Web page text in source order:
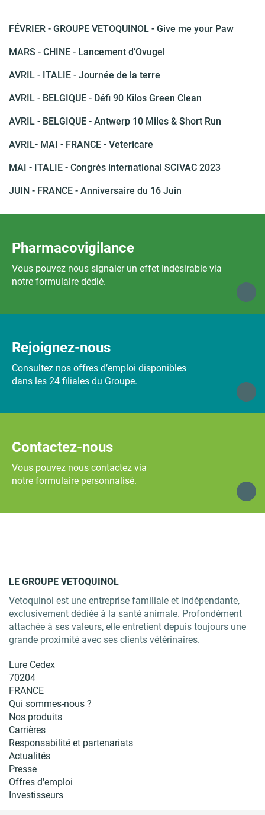
FÉVRIER - GROUPE VETOQUINOL - Give me your Paw
MARS - CHINE - Lancement d’Ovugel
AVRIL - ITALIE - Journée de la terre
AVRIL - BELGIQUE - Défi 90 Kilos Green Clean
AVRIL - BELGIQUE - Antwerp 10 Miles & Short Run
AVRIL- MAI - FRANCE - Vetericare
MAI - ITALIE - Congrès international SCIVAC 2023
JUIN - FRANCE - Anniversaire du 16 Juin
Pharmacovigilance
Vous pouvez nous signaler un effet indésirable via
notre formulaire dédié.
Rejoignez-nous
Consultez nos offres d’emploi disponibles
dans les 24 filiales du Groupe.
Contactez-nous
Vous pouvez nous contactez via
notre formulaire personnalisé.
LE GROUPE VETOQUINOL
Vetoquinol est une entreprise familiale et indépendante,
exclusivement dédiée à la santé animale. Profondément
attachée à ses valeurs, elle entretient depuis toujours une
grande proximité avec ses clients vétérinaires.
Lure Cedex
70204
FRANCE
Qui sommes-nous ?
Nos produits
Carrières
Responsabilité et partenariats
Actualités
Presse
Offres d'emploi
Investisseurs